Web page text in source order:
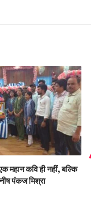
महान कवि ही नहीं, बल्कि
पंकज मिश्रा